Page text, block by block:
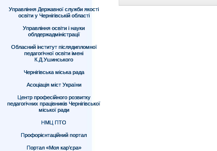
Управління Державної служби якості
освіти у Чернігівській області
Управління освіти і науки
облдержадміністрації
Обласний інститут післядипломної
педагогічної освіти імені
К.Д.Ушинського
Чернігівська міська рада
Асоціація міст України
Центр професійного розвитку
педагогічних працівників Чернігівської
міської ради
НМЦ ПТО
Профорієнтаційний портал
Портал «Моя кар’єра»